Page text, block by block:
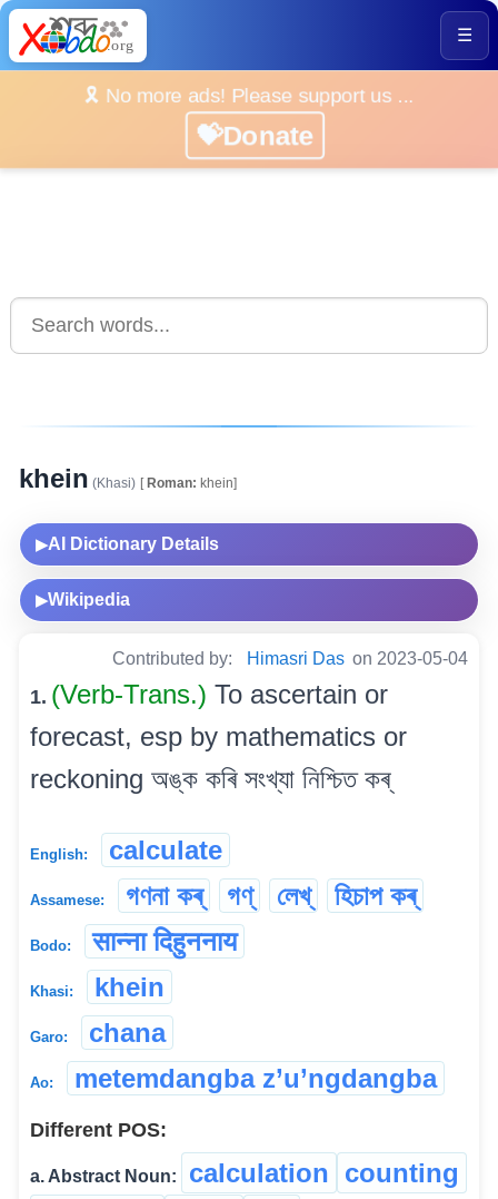
☰
🎗️ No more ads! Please support us ...
💝Donate
khein (Khasi) [Roman: khein]
▶AI Dictionary Details
▶Wikipedia
Contributed by: Himasri Das on 2023-05-04
1. (Verb-Trans.) To ascertain or
forecast, esp by mathematics or
reckoning অঙ্ক কৰি সংখ্যা নিশ্চিত কৰ্
English: calculate
Assamese: গণনা কৰ্ গণ্ লেখ্ হিচাপ কৰ্
Bodo: सान्ना दिहुननाय
Khasi: khein
Garo: chana
Ao: metemdangba z’u’ngdangba
Different POS:
a. Abstract Noun: calculation counting